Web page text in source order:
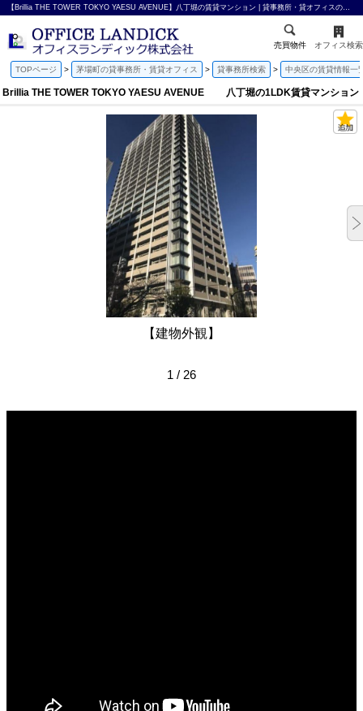
【Brillia THE TOWER TOKYO YAESU AVENUE】八丁堀の賃貸マンション | 貸事務所・貸オフィスのオフィスランディック株式会社
売買物件 オフィス検索
TOPページ 茅場町の貸事務所・賃貸オフィス 貸事務所検索 中央区の賃貸情報一
Brillia THE TOWER TOKYO YAESU AVENUE 八丁堀の1LDK賃貸マンション
【建物外観】
1 / 26